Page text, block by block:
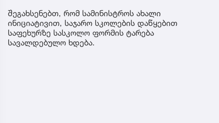
შეგახსენებთ, რომ სამინისტროს ახალი
ინიციატივით, საჯარო სკოლების დაწყებით
საფეხურზე სასკოლო ფორმის ტარება
სავალდებულო ხდება.